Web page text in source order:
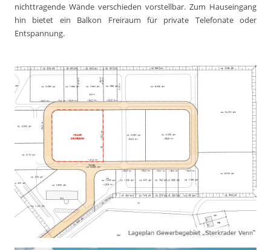
nichttragende Wände verschieden vorstellbar. Zum Hauseingang
hin bietet ein Balkon Freiraum für private Telefonate oder
Entspannung.